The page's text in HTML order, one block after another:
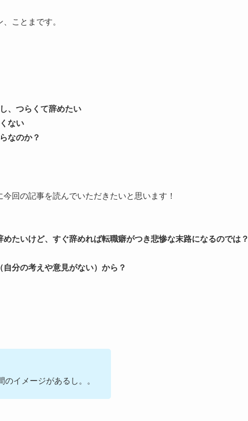
ことまです。
、つらくて辞めたい
ない
なのか？
回の記事を読んでいただきたいと思います！
たいけど、すぐ辞めれば転職癖がつき悲惨な末路になるのでは？
分の考えや意見がない）から？
イメージがあるし。。